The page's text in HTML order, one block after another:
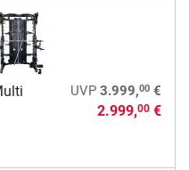
UVP 3.999,00€
2.999,00€